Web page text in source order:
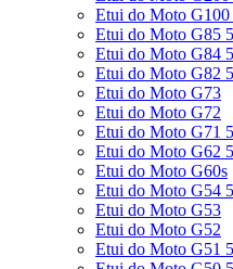
Etui do Moto
Etui do Moto G85
Etui do Moto G84
Etui do Moto G82
Etui do Moto G73
Etui do Moto G72
Etui do Moto G71
Etui do Moto G62
Etui do Moto G60s
Etui do Moto G54
Etui do Moto G53
Etui do Moto G52
Etui do Moto G51